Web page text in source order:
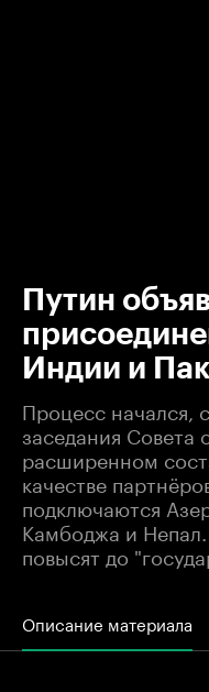
Путин
Индии и
Процесс начался,
заседания Совета
расширенном
качестве
подключаются
Камбоджа и
повысят до
Описание материала